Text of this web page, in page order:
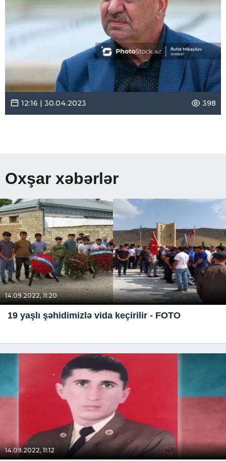
12:16 | 30.04.2023 398
Oxşar xəbərlər
14.09.2022, 11:20
19 yaşlı şəhidimizlə vida keçirilir - FOTO
14.09.2022, 11:12